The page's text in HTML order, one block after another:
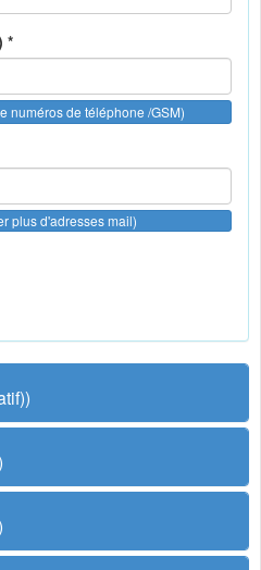
*
numéros de téléphone /GSM)
plus d'adresses mail)